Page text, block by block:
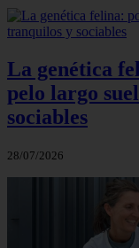
La genética
pelo largo
sociables
28/07/2026